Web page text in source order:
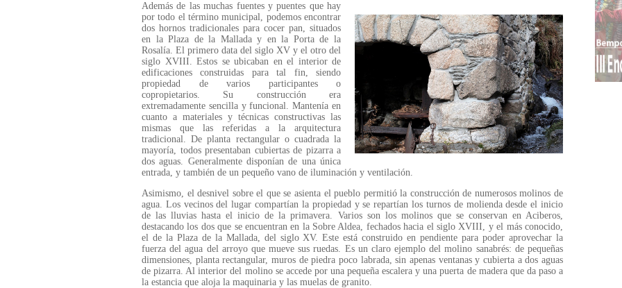
Además de las muchas fuentes y puentes que hay
por todo el término municipal, podemos encontrar
dos hornos tradicionales para cocer pan, situados
en la Plaza de la Mallada y en la Porta de la
Rosalía. El primero data del siglo XV y el otro del
siglo XVIII. Estos se ubicaban en el interior de
edificaciones construidas para tal fin, siendo
propiedad de varios participantes o
copropietarios. Su construcción era
extremadamente sencilla y funcional. Mantenía en
cuanto a materiales y técnicas constructivas las
mismas que las referidas a la arquitectura
tradicional. De planta rectangular o cuadrada la
mayoría, todos presentaban cubiertas de pizarra a
dos aguas. Generalmente disponían de una única
entrada, y también de un pequeño vano de iluminación y ventilación.
Asimismo, el desnivel sobre el que se asienta el pueblo permitió la construcción de numerosos molinos de
agua. Los vecinos del lugar compartían la propiedad y se repartían los turnos de molienda desde el inicio
de las lluvias hasta el inicio de la primavera. Varios son los molinos que se conservan en Aciberos,
destacando los dos que se encuentran en la Sobre Aldea, fechados hacia el siglo XVIII, y el más conocido,
el de la Plaza de la Mallada, del siglo XV. Este está construido en pendiente para poder aprovechar la
fuerza del agua del arroyo que mueve sus ruedas. Es un claro ejemplo del molino sanabrés: de pequeñas
dimensiones, planta rectangular, muros de piedra poco labrada, sin apenas ventanas y cubierta a dos aguas
de pizarra. Al interior del molino se accede por una pequeña escalera y una puerta de madera que da paso a
la estancia que aloja la maquinaria y las muelas de granito.